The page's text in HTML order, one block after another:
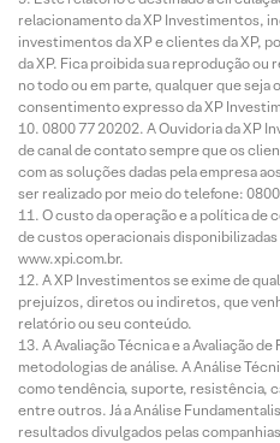
relacionamento da XP Investimentos,
investimentos da XP e clientes da XP,
da XP. Fica proibida sua reprodução
no todo ou em parte, qualquer que seja
consentimento expresso da XP
0800 77 20202. A Ouvidoria da XP
de canal de contato sempre que os
com as soluções dadas pela empresa
ser realizado por meio do telefone:
O custo da operação e a política de
de custos operacionais
www.xpi.com.br.
A XP Investimentos se exime de
prejuízos, diretos ou indiretos, que
relatório ou seu conteúdo.
A Avaliação Técnica e a Avaliação
metodologias de análise. A Análise
como tendência, suporte, resistência,
entre outros. Já a Análise
resultados divulgados pelas